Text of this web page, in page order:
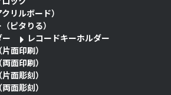
リルボード）
ピタりる）
レコードキーホルダー
面印刷）
面印刷）
面彫刻）
面彫刻）